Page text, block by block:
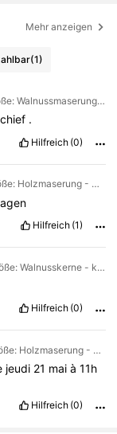
Mehr anzeigen
(1)
Farbe: Verschiedenfarbig / Größe: Walnussmaserung - Groß
.
Hilfreich (0)
Farbe: Verschiedenfarbig / Größe: Holzmaserung - Groß
Hilfreich (1)
Farbe: Verschiedenfarbig / Größe: Walnusskerne - klein
Hilfreich (0)
Farbe: Verschiedenfarbig / Größe: Holzmaserung - Groß
jeudi 21 maià11h
Hilfreich (0)